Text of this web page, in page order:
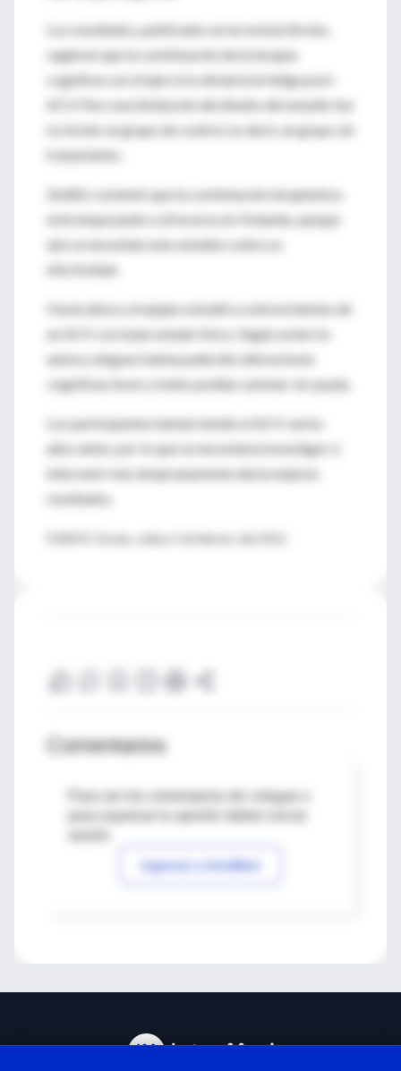
Los resultados, publicados en la revista Stroke,
sugieren que la combinación de la terapia
cognitiva con el ejercicio aliviaría la fatiga post-
ACV. Pero una limitación del diseño del estudio fue
no incluir un grupo de control, es decir, un grupo sin
tratamiento.
Zedlitz comentó que la combinación terapéutica
está empezando a ofrecerse en Holanda, aunque
aún se necesitan más estudios sobre su
efectividad.
Hasta ahora, el equipo estudió a sobrevivientes de
un ACV con buen estado físico. Según aclaró la
autora, ninguno había padecido alteraciones
cognitivas leves y todos podían caminar sin ayuda.
Los participantes habían tenido el ACV varios
años antes, por lo que se necesitaría investigar si
intervenir más tempranamente daría mejores
resultados.
Comentarios
Para ver los comentarios de colegas o
Ingresar a IntraMed